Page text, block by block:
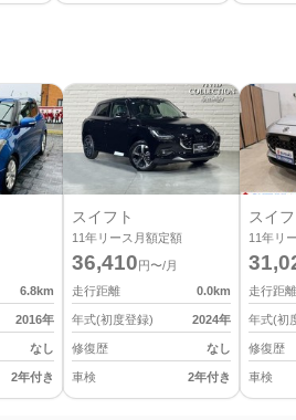
6.8km
2016年
なし
2年付き
スイフト
11年リース月額定額
36,410 円〜/月
走行距離
0.0km
年式(初度登録) 2024年
修復歴 なし
車検 2年付き
スイフ
11年リ
走行距離
年式(初
修復歴
車検